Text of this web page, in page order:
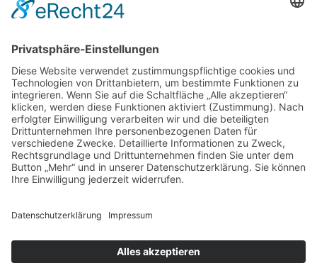
Spende direkt via PayPal
JETZT SPENDEN
paypal@heilbronner-tierschutz.de
© 2021Systemhaus JOAM